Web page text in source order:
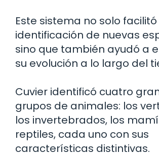
Este sistema no solo facilitó
identificación de nuevas
sino que también ayudó a
su evolución a lo largo del
Cuvier identificó cuatro
grupos de animales: los
los invertebrados, los
reptiles, cada uno con sus
características distintivas.